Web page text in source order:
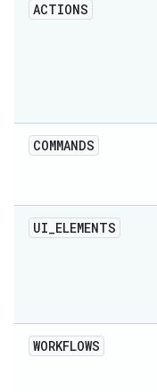
ACTIONS
COMMANDS
UI_ELEMENTS
WORKFLOWS